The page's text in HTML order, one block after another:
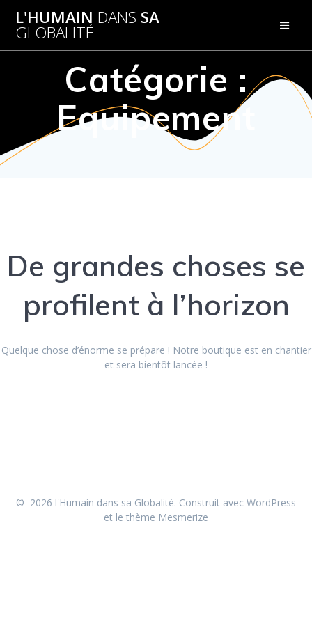
au
L'HUMAIN DANS SA
GLOBALITÉ
Catégorie :
Equipement
De grandes choses se
profilent à l’horizon
Quelque chose d’énorme se prépare ! Notre boutique est en chantier
et sera bientôt lancée !
© 2026 l'Humain dans sa Globalité. Construit avec WordPress
et le thème Mesmerize